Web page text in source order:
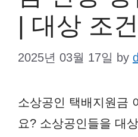
| 대상 조
2025년 03월 17일 by
소상공인 택배지원금
요? 소상공인들을 대